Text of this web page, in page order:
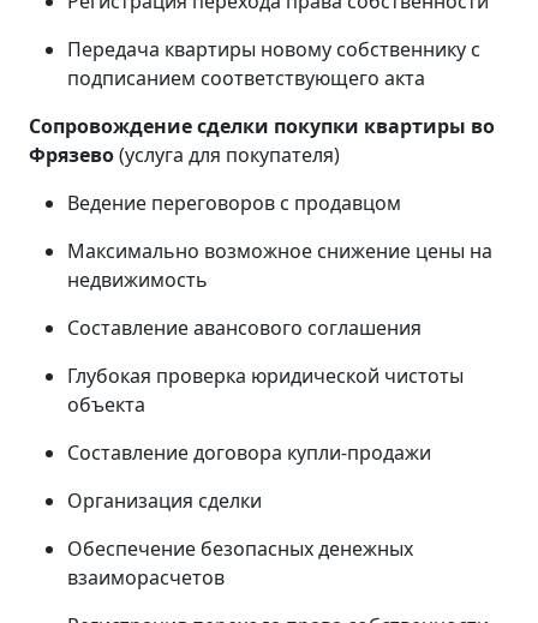
Передача квартиры новому собственнику с
подписанием соответствующего акта
Сопровождение сделки покупки квартиры во
Фрязево(услуга для покупателя)
Ведение переговоров с продавцом
Максимально возможное снижение цены на
недвижимость
Составление авансового соглашения
Глубокая проверка юридической чистоты
объекта
Составление договора купли-продажи
Организация сделки
Обеспечение безопасных денежных
взаиморасчетов